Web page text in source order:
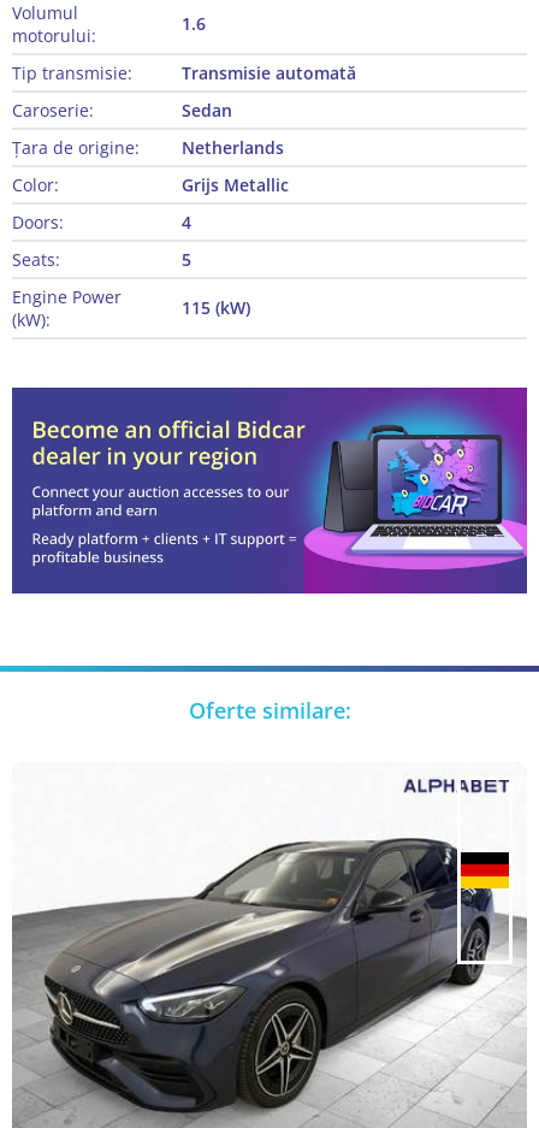
Volumul
motorului:
1.6
Tip transmisie:
Transmisie automată
Caroserie:
Sedan
Țara de origine:
Netherlands
Color:
Grijs Metallic
Doors:
4
Seats:
5
Engine Power
(kW):
115 (kW)
Oferte similare: